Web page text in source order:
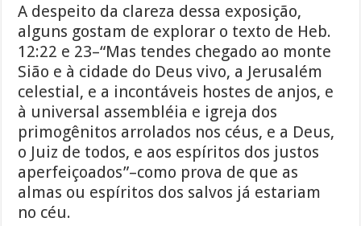
A despeito da clareza dessa exposição,
alguns gostam de explorar o texto de Heb.
12:22 e 23–“Mas tendes chegado ao monte
Sião e à cidade do Deus vivo, a Jerusalém
celestial, e a incontáveis hostes de anjos, e
à universal assembléia e igreja dos
primogênitos arrolados nos céus, e a Deus,
o Juiz de todos, e aos espíritos dos justos
aperfeiçoados”–como prova de que as
almas ou espíritos dos salvos já estariam
no céu.